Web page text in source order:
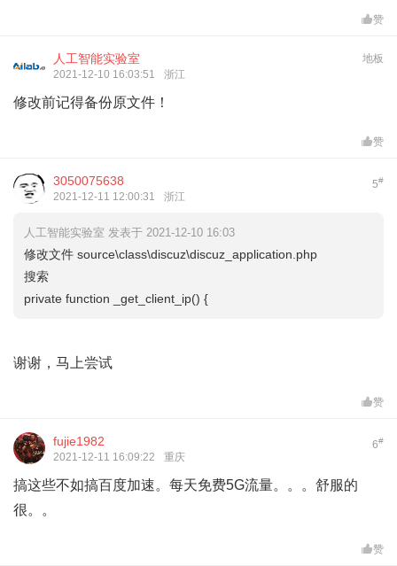
赞
地板
人工智能实验室
2021-12-10 16:03:51 浙江
修改前记得备份原文件！
赞
5#
3050075638
2021-12-11 12:00:31 浙江
人工智能实验室 发表于 2021-12-10 16:03
修改文件 source\class\discuz\discuz_application.php
搜索
private function _get_client_ip() {
谢谢，马上尝试
赞
6#
fujie1982
2021-12-11 16:09:22 重庆
搞这些不如搞百度加速。每天免费5G流量。。。舒服的
很。。
赞